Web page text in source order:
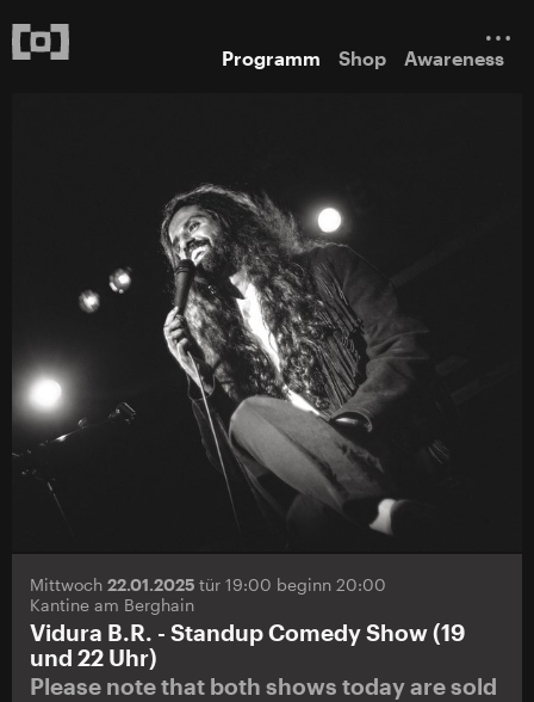
Programm Shop Awareness
Mittwoch 22.01.2025 tür 19:00 beginn 20:00
Kantine am Berghain
Vidura B.R. - Standup Comedy Show (19
und 22 Uhr)
Please note that both shows today are sold